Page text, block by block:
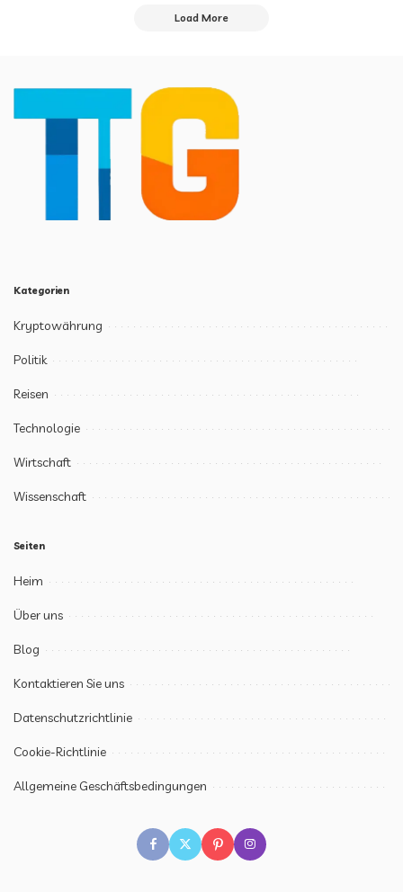
Load More
Kategorien
Kryptowährung
Politik
Reisen
Technologie
Wirtschaft
Wissenschaft
Seiten
Heim
Über uns
Blog
Kontaktieren Sie uns
Datenschutzrichtlinie
Cookie-Richtlinie
Allgemeine Geschäftsbedingungen